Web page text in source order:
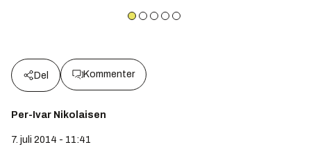
Del Kommenter
Per-Ivar Nikolaisen
7. juli 2014 - 11:41